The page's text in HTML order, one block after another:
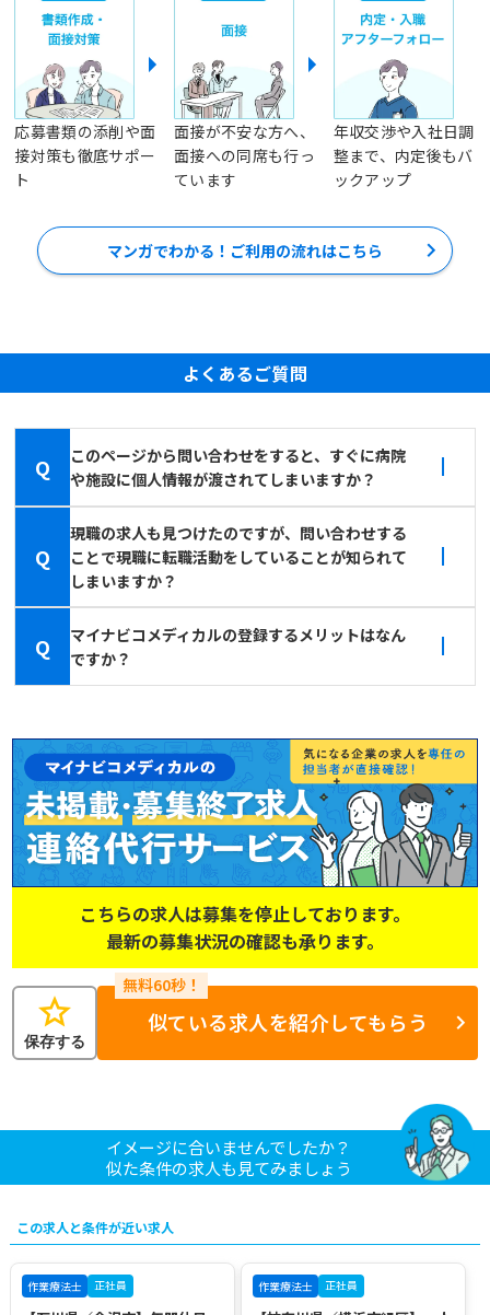
応募書類の添削や面
接対策も徹底サポー
ト
面接が不安な方へ、
面接への同席も行っ
ています
年収交渉や入社日調
整まで、内定後もバ
ックアップ
マンガでわかる！ご利用の流れはこちら
よくあるご質問
Q
このページから問い合わせをすると、すぐに病院
や施設に個人情報が渡されてしまいますか？
Q
現職の求人も見つけたのですが、問い合わせする
ことで現職に転職活動をしていることが知られて
しまいますか？
Q
マイナビコメディカルの登録するメリットはなん
ですか？
こちらの求人は募集を停止しております。
最新の募集状況の確認も承ります。
star
保存する
似ている求人を紹介してもらう
イメージに合いませんでしたか？
似た条件の求人も見てみましょう
この求人と条件が近い求人
作業療法士 正社員 作業療法士 正社員